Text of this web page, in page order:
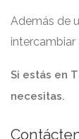
Además de
intercambiar
Si estás en
necesitas.